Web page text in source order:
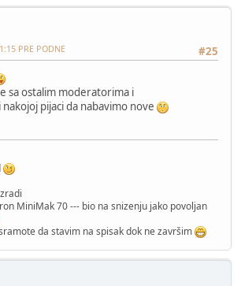
#25
PRE PODNE
sa ostalim moderatorima i
pijaci da nabavimo nove
MiniMak 70 --- bio na snizenju jako povoljan
da stavim na spisak dok ne završim